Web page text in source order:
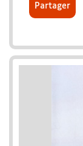
Partager